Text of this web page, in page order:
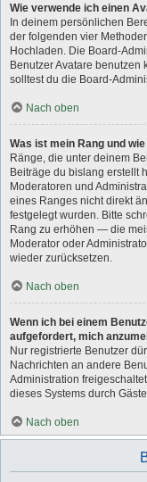
Wie verwende ich einen
In deinem persönlichen
der folgenden vier
Hochladen. Die Board-
Benutzer Avatare benutzen
solltest du die Board-
Nach oben
Was ist mein Rang und
Ränge, die unter deinem
Beiträge du bislang erstellt
Moderatoren und
eines Ranges nicht direkt
festgelegt wurden. Bitte
Rang zu erhöhen — die
Moderator oder
wieder zurücksetzen.
Nach oben
Wenn ich bei einem
aufgefordert, mich
Nur registrierte Benutzer
Nachrichten an andere
Administration
dieses Systems durch
Nach oben